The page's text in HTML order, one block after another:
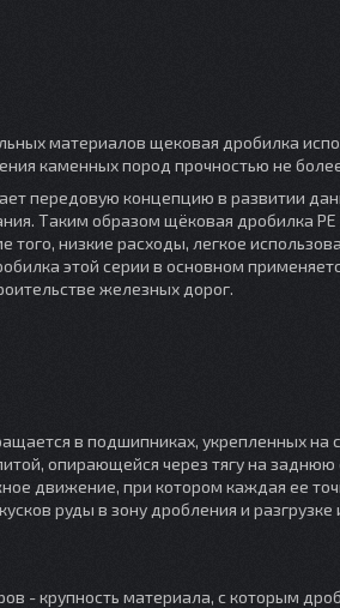
материалов щековая дробилка
каменных пород прочностью не
передовую концепцию в развитии
Таким образом щёковая дробилка
низкие расходы, легкое
этой серии в основном
железных дорог.
в подшипниках, укрепленных на
опирающейся через тягу на заднюю
движение, при котором каждая ее
руды в зону дробления и разгрузке
- крупность материала, с которым